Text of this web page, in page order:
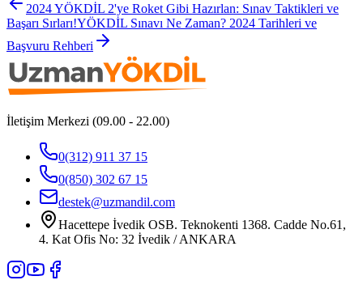
2024 YÖKDİL 2'ye Roket Gibi Hazırlan: Sınav Taktikleri ve
Başarı Sırları!YÖKDİL Sınavı Ne Zaman? 2024 Tarihleri ve
Başvuru Rehberi
İletişim Merkezi (09.00 - 22.00)
0(312) 911 37 15
0(850) 302 67 15
destek@uzmandil.com
Hacettepe İvedik OSB. Teknokenti 1368. Cadde No.61,
4. Kat Ofis No: 32 İvedik / ANKARA